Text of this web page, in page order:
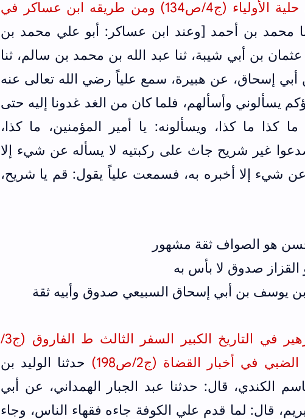
وأخرجه أبو نعيم الأصبهاني في حلية الأولياء (ج4/ص134) ومن طريقه ابن عساكر في
محمد بن أحمد [وعند ابن عساكر: أبو علي محمد بن
بن أبي شيبة، ثنا عبد الله بن محمد بن سالم، ثنا
أبي إسحاق، عن هبيرة، سمع علياً رضي الله تعالى عنه
يسألوني وأسألهم، فلما كان من الغد غدونا إليه حتى
كذا ما كذا، ويسألونه: يا أمير المؤمنين، ما كذا،
غير شريح جاث على ركبتيه لا يسأله عن شيء إلا
عن شيء إلا أخبره به، فسمعت علياً يقول: قم يا شريح،
هو الصواف ثقة مشهور
صدوق لا بأس به
يوسف بن أبي إسحاق السبيعي صدوق وأبيه ثقة
وأخرجه أحمد بن أبي خيثمة زهير في التاريخ الكبير السفر الثالث ط الفاروق (ج3/
في أخبار القضاة (ج2/ص198 ) حدثنا الوليد بن
الكندي، قال: حدثنا عبد الجبار الهمداني، عن أبي
قال: لما قدم علي الكوفة جاءه فقهاء الناس، وجاء